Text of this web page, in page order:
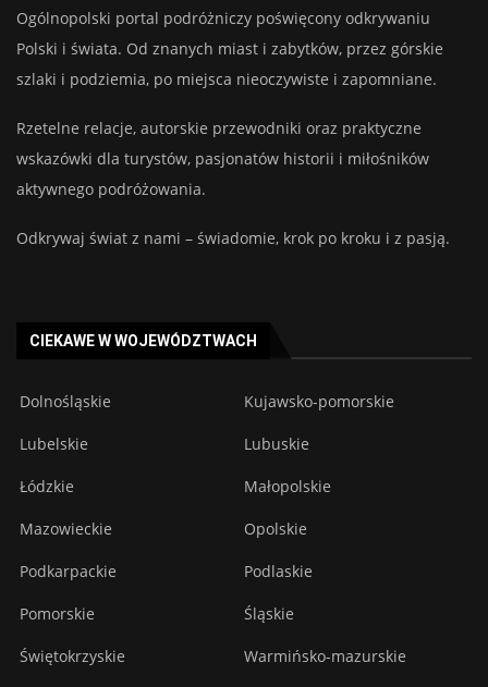
Ogólnopolski portal podróżniczy poświęcony odkrywaniu
Polski i świata. Od znanych miast i zabytków, przez górskie
szlaki i podziemia, po miejsca nieoczywiste i zapomniane.
Rzetelne relacje, autorskie przewodniki oraz praktyczne
wskazówki dla turystów, pasjonatów historii i miłośników
aktywnego podróżowania.
Odkrywaj świat z nami – świadomie, krok po kroku i z pasją.
CIEKAWE W WOJEWÓDZTWACH
Dolnośląskie Kujawsko-pomorskie
Lubelskie Lubuskie
Łódzkie Małopolskie
Mazowieckie Opolskie
Podkarpackie Podlaskie
Pomorskie Śląskie
Świętokrzyskie Warmińsko-mazurskie